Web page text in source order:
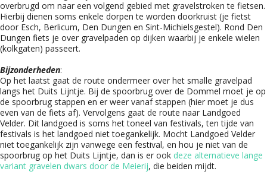
overbrugd om naar een volgend gebied met gravelstroken te fietsen.
Hierbij dienen soms enkele dorpen te worden doorkruist (je fietst
door Esch, Berlicum, Den Dungen en Sint-Michielsgestel). Rond Den
Dungen fiets je over gravelpaden op dijken waarbij je enkele wielen
(kolkgaten) passeert.
Bijzonderheden:
Op het laatst gaat de route ondermeer over het smalle gravelpad
langs het Duits Lijntje. Bij de spoorbrug over de Dommel moet je op
de spoorbrug stappen en er weer vanaf stappen (hier moet je dus
even van de fiets af). Vervolgens gaat de route naar Landgoed
Velder. Dit landgoed is soms het toneel van festivals, ten tijde van
festivals is het landgoed niet toegankelijk. Mocht Landgoed Velder
niet toegankelijk zijn vanwege een festival, en hou je niet van de
spoorbrug op het Duits Lijntje, dan is er ook deze alternatieve lange
variant gravelen dwars door de Meierij, die beiden mijdt.